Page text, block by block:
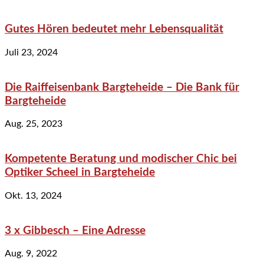
Gutes Hören bedeutet mehr Lebensqualität
Juli 23, 2024
Die Raiffeisenbank Bargteheide – Die Bank für
Bargteheide
Aug. 25, 2023
Kompetente Beratung und modischer Chic bei
Optiker Scheel in Bargteheide
Okt. 13, 2024
3 x Gibbesch – Eine Adresse
Aug. 9, 2022